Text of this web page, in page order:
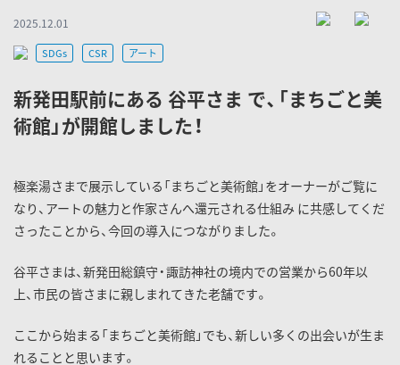
2025.12.01
SDGs CSR アート
新発田駅前にある 谷平さま で、「まちごと美
術館」が開館しました！
極楽湯さまで展示している「まちごと美術館」をオーナーがご覧に
なり、アートの魅力と作家さんへ還元される仕組み に共感してくだ
さったことから、今回の導入につながりました。
谷平さまは、新発田総鎮守・諏訪神社の境内での営業から60年以
上、市民の皆さまに親しまれてきた老舗です。
ここから始まる「まちごと美術館」でも、新しい多くの出会いが生ま
れることと思います。